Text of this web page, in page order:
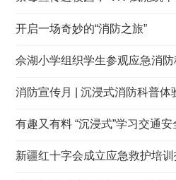
开启一场奇妙的“消防之旅”
佘湖小学组织学生参观应急消
消防宣传月 | 沉浸式消防科普体
有趣又有料 “沉浸式”学习交通安
新疆红十字会成立应急救护培